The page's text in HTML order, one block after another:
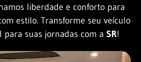
liberdade e conforto para
estilo. Transforme seu veículo
para suas jornadas com a SR!